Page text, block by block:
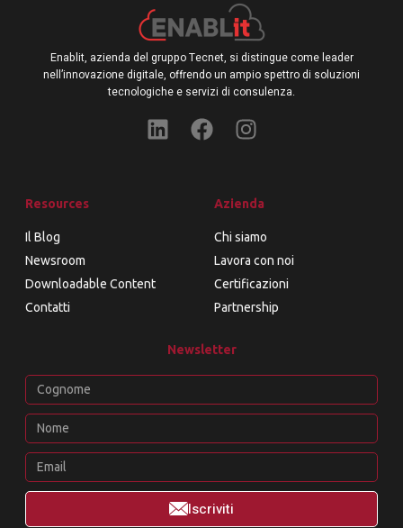
Enablit, azienda del gruppo Tecnet, si distingue come leader
nell’innovazione digitale, offrendo un ampio spettro di soluzioni
tecnologiche e servizi di consulenza.
Resources
Il Blog
Newsroom
Downloadable Content
Contatti
Azienda
Chi siamo
Lavora con noi
Certificazioni
Partnership
Newsletter
Iscriviti